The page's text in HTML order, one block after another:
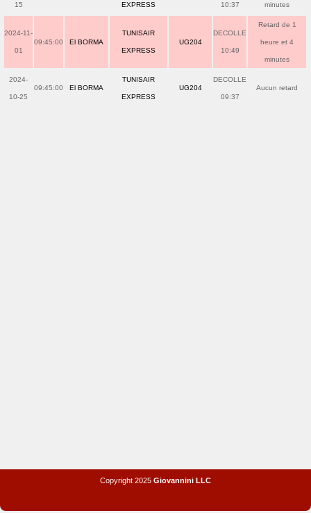
15 EXPRESS 10:37 minutes
2024-11-
01
09:45:00 El BORMA
TUNISAIR
EXPRESS
UG204
DECOLLE
10:49
Retard de 1
heure et 4
minutes
2024-
10-25
09:45:00 El BORMA
TUNISAIR
EXPRESS
UG204
DECOLLE
09:37
Aucun retard
Copyright 2025 Giovannini LLC